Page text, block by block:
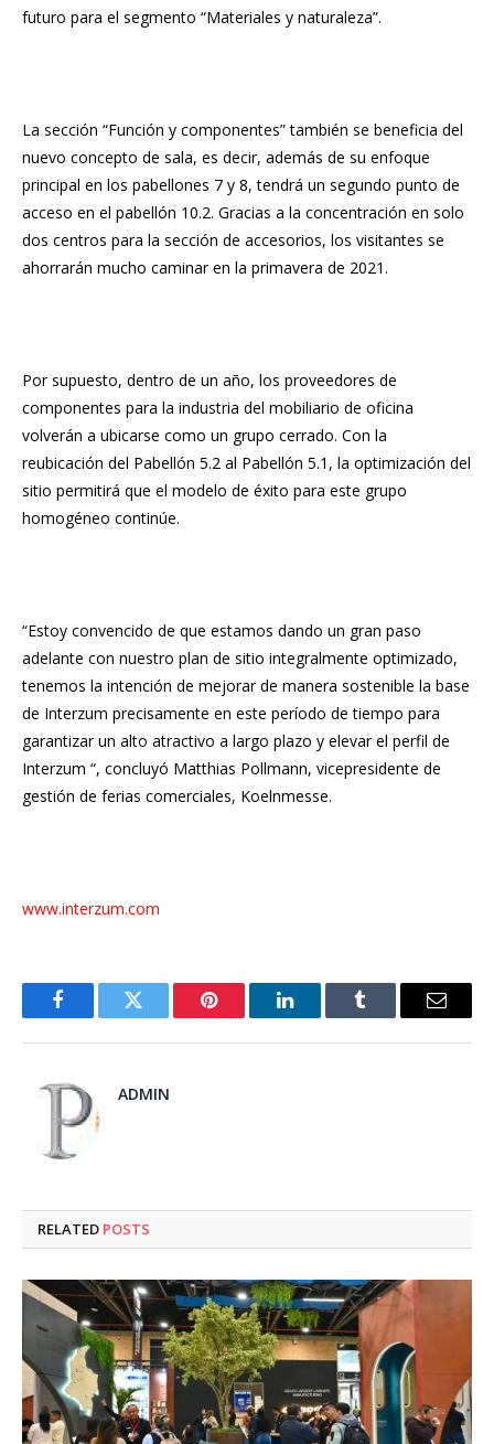
futuro para el segmento “Materiales y naturaleza”.
La sección “Función y componentes” también se beneficia del
nuevo concepto de sala, es decir, además de su enfoque
principal en los pabellones 7 y 8, tendrá un segundo punto de
acceso en el pabellón 10.2. Gracias a la concentración en solo
dos centros para la sección de accesorios, los visitantes se
ahorrarán mucho caminar en la primavera de 2021.
Por supuesto, dentro de un año, los proveedores de
componentes para la industria del mobiliario de oficina
volverán a ubicarse como un grupo cerrado. Con la
reubicación del Pabellón 5.2 al Pabellón 5.1, la optimización del
sitio permitirá que el modelo de éxito para este grupo
homogéneo continúe.
“Estoy convencido de que estamos dando un gran paso
adelante con nuestro plan de sitio integralmente optimizado,
tenemos la intención de mejorar de manera sostenible la base
de Interzum precisamente en este período de tiempo para
garantizar un alto atractivo a largo plazo y elevar el perfil de
Interzum “, concluyó Matthias Pollmann, vicepresidente de
gestión de ferias comerciales, Koelnmesse.
www.interzum.com
FacebookTwitter Pinterest LinkedInTumblr Email
ADMIN
RELATED POSTS